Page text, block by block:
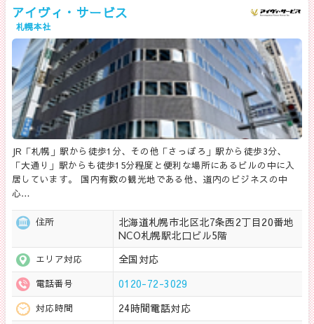
アイヴィ・サービス
札幌本社
JR「札幌」駅から徒歩1分、その他「さっぽろ」駅から徒歩3分、
「大通り」駅からも徒歩15分程度と便利な場所にあるビルの中に入
居しています。 国内有数の観光地である他、道内のビジネスの中
心…
住所
北海道札幌市北区北7条西2丁目20番地
NCO札幌駅北口ビル5階
エリア対応 全国対応
電話番号 0120-72-3029
対応時間 24時間電話対応